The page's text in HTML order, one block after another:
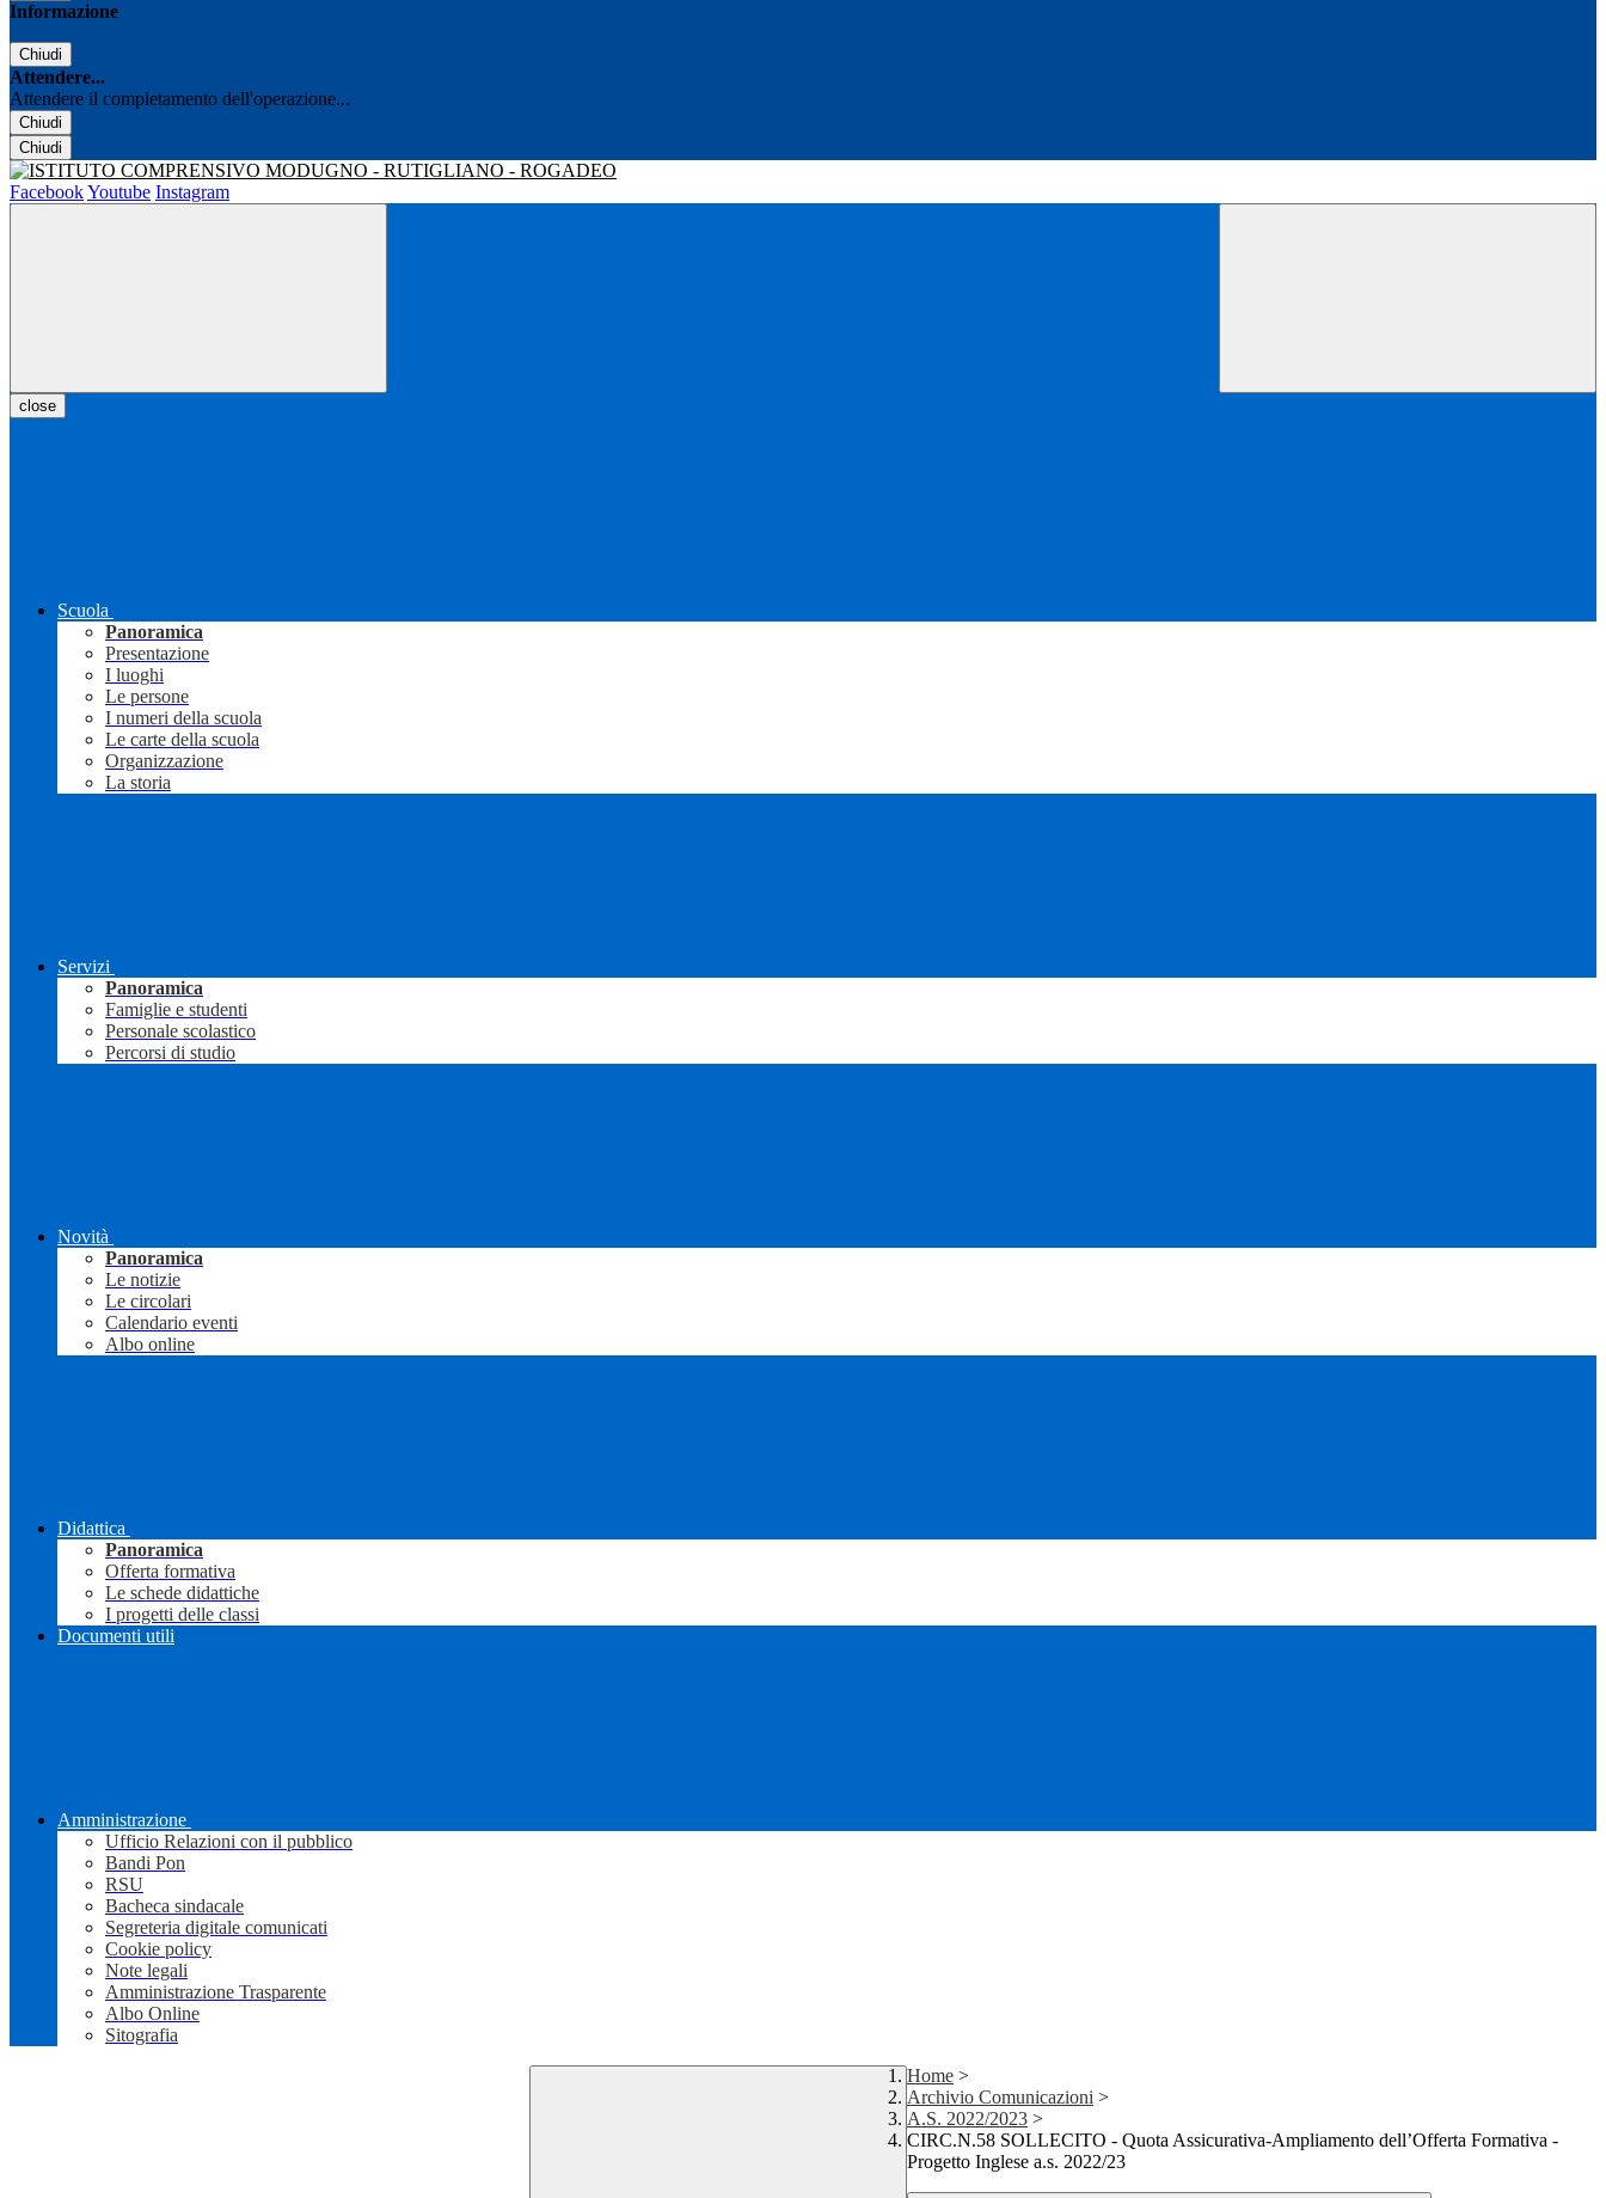
Informazione
Chiudi
Attendere...
Attendere il completamento dell'operazione...
Chiudi
Chiudi
FacebookYoutube Instagram
close
Scuola
Panoramica
Presentazione
I luoghi
Le persone
I numeri della scuola
Le carte della scuola
Organizzazione
La storia
Servizi
Panoramica
Famiglie e studenti
Personale scolastico
Percorsi di studio
Novità
Panoramica
Le notizie
Le circolari
Calendario eventi
Albo online
Didattica
Panoramica
Offerta formativa
Le schede didattiche
I progetti delle classi
Documenti utili
Amministrazione
Ufficio Relazioni con il pubblico
Bandi Pon
RSU
Bacheca sindacale
Segreteria digitale comunicati
Cookie policy
Note legali
Amministrazione Trasparente
Albo Online
Sitografia
Home >
Archivio Comunicazioni >
A.S. 2022/2023 >
CIRC.N.58 SOLLECITO - Quota Assicurativa-Ampliamento dell’Offerta Formativa -
Progetto Inglese a.s. 2022/23